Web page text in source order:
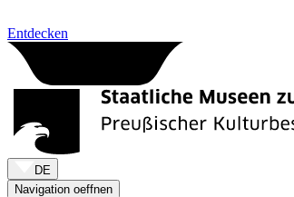
Entdecken
DE
Navigation oeffnen